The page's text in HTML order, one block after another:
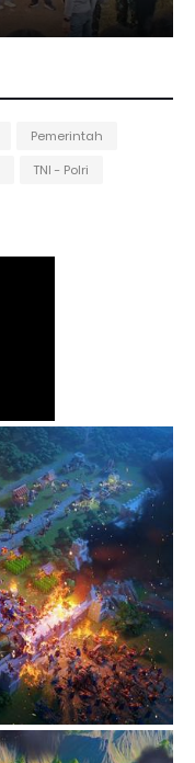
Pemerintah
TNI - Polri